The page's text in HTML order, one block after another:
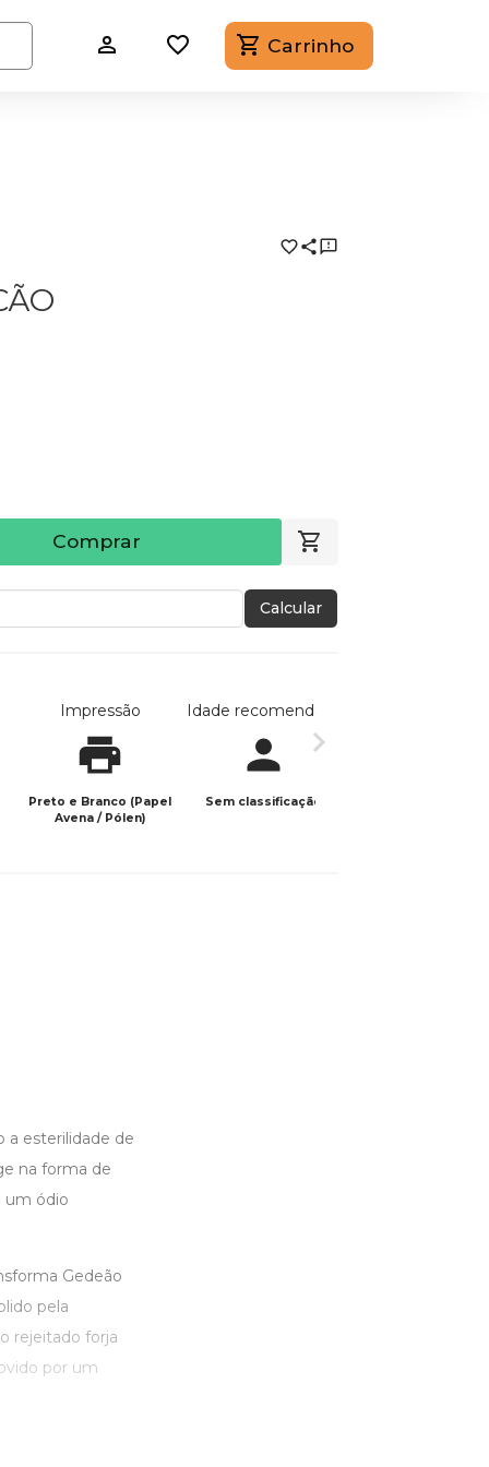
Carrinho
Comprar
Calcular
Impressão
Preto e Branco (Papel
Avena / Pólen)
Idade recomendada
Sem classificação
a esterilidade de
na forma de
um ódio
Gedeão
pela
rejeitado forja
por um